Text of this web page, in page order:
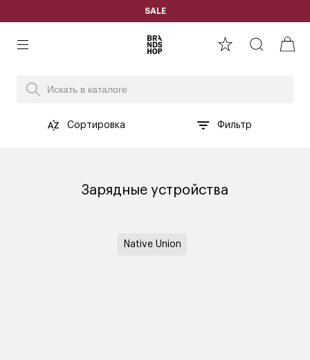
SALE
Сортировка Фильтр
Зарядные устройства
Native Union